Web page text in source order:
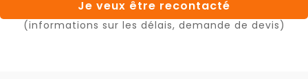
Je veux être recontacté
(informations sur les délais, demande de devis)